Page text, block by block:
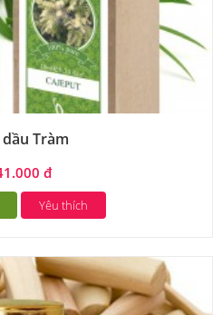
Tràm
đ
Yêu thích